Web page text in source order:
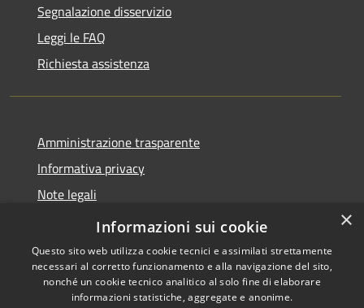
Segnalazione disservizio
Leggi le FAQ
Richiesta assistenza
Amministrazione trasparente
Informativa privacy
Note legali
Dichiarazione di accessibilità
Copyright © 2026 • Comune di
×
Informazioni sui cookie
Questo sito web utilizza cookie tecnici e assimilati strettamente
necessari al corretto funzionamento e alla navigazione del sito,
nonché un cookie tecnico analitico al solo fine di elaborare
informazioni statistiche, aggregate e anonime.